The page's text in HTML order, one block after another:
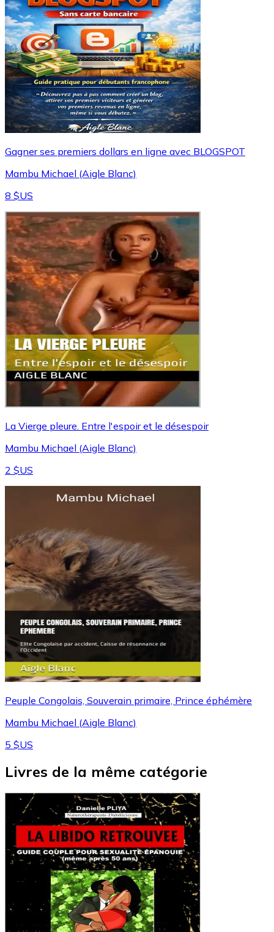
Gagner ses premiers dollars en ligne avec BLOGSPOT
Mambu Michael (Aigle Blanc)
8 $US
La Vierge pleure. Entre l'espoir et le désespoir
Mambu Michael (Aigle Blanc)
2 $US
Peuple Congolais, Souverain primaire, Prince éphémère
Mambu Michael (Aigle Blanc)
5 $US
Livres de la même catégorie